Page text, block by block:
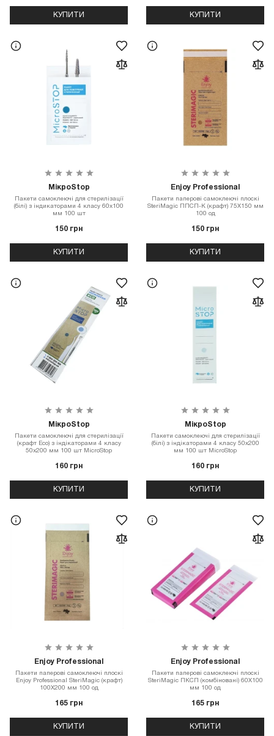
КУПИТИ КУПИТИ
МікроStop
Пакети самоклеючі для стерилізації
(білі) з індикаторами 4 класу 60х100
мм 100 шт
150 грн
КУПИТИ
Enjoy Professional
Пакети паперові самоклеючі плоскі
SteriMagiс ППСП-К (крафт) 75Х150 мм
100 од
150 грн
КУПИТИ
МікроStop
Пакети самоклеючі для стерилізації
(крафт Eco) з індікаторами 4 класу
50х200 мм 100 шт MicroStop
160 грн
КУПИТИ
МікроStop
Пакети самоклеючі для стерилізації
(білі) з індікаторами 4 класу 50х200
мм 100 шт MicroStop
160 грн
КУПИТИ
Enjoy Professional
Пакети паперові самоклеючі плоскі
Enjoy Professional SteriMagiс (крафт)
100Х200 мм 100 од
165 грн
КУПИТИ
Enjoy Professional
Пакети паперові самоклеючі плоскі
SteriMagiс ПКСП (комбіновані) 60Х100
мм 100 од
165 грн
КУПИТИ